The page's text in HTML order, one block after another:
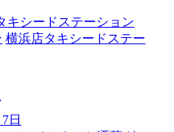
キシードステーション
横浜店タキシードステー
日